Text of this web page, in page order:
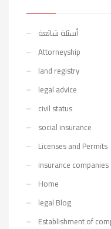
أسئلة شائعة
Attorneyship
land registry
legal advice
civil status
social insurance
Licenses and Permits
insurance companies
Home
legal Blog
Establishment of